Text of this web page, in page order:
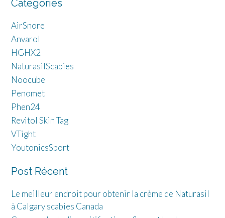
Catégories
AirSnore
Anvarol
HGHX2
NaturasilScabies
Noocube
Penomet
Phen24
Revitol Skin Tag
VTight
YoutonicsSport
Post Récent
Le meilleur endroit pour obtenir la crème de Naturasil
à Calgary scabies Canada